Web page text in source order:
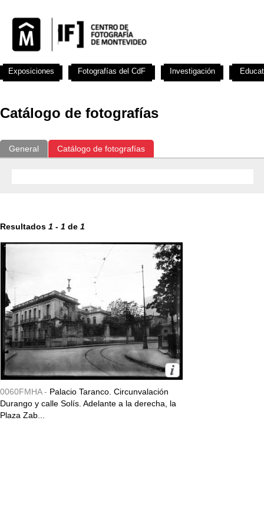
Catálogo de fotografías
General Catálogo de fotografías
Resultados 1 - 1 de 1
0060FMHA - Palacio Taranco. Circunvalación
Durango y calle Solís. Adelante a la derecha, la
Plaza Zab...
Exposiciones Fotografías del CdF Investigación